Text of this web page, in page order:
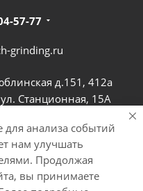
57-77
grinding.ru
д.151, 412a
Станционная, 15А
анализа событий
нам улучшать
Продолжая
вы принимаете